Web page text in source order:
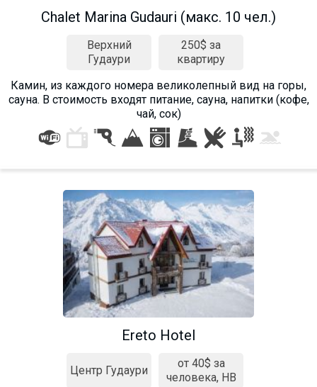
Chalet Marina Gudauri (макс. 10 чел.)
Верхний
Гудаури
250$ за
квартиру
Камин, из каждого номера великолепный вид на горы,
сауна. В стоимость входят питание, сауна, напитки (кофе,
чай, сок)
Ereto Hotel
Центр Гудаури
от 40$ за
человека, HB
Дети в Гудаури
Календарь событий
Телеграм-канал
Гудаури
INFO
ПРОЖИВАНИЕ
Квартиры
Коттеджи
Отели
Горячие предложения
Долгосрочная аренда
ГРУЗИЯ